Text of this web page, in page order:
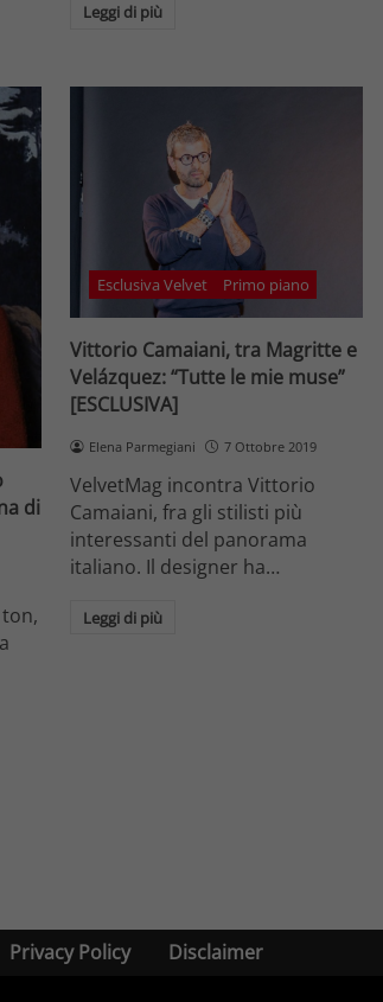
Leggi di più
di
Esclusiva Velvet Primo piano
Vittorio Camaiani, tra Magritte e
Velázquez: “Tutte le mie muse”
[ESCLUSIVA]
Elena Parmegiani 7 Ottobre 2019
VelvetMag incontra Vittorio
Camaiani, fra gli stilisti più
interessanti del panorama
italiano. Il designer ha…
Leggi di più
Privacy Policy Disclaimer